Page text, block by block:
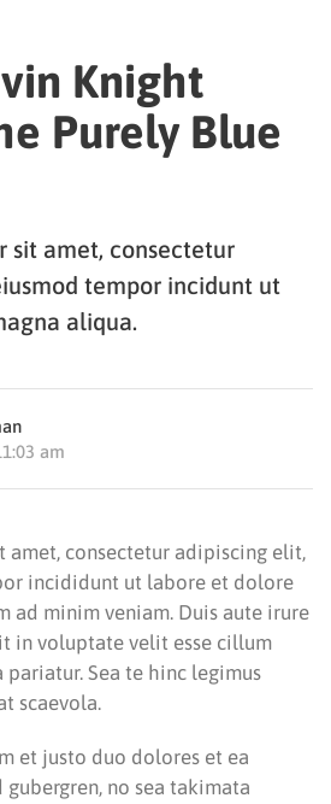
Knight
Purely Blue
sit amet, consectetur
tempor incidunt ut
aliqua.
am
amet, consectetur adipiscing elit,
incididunt ut labore et dolore
ad minim veniam. Duis aute irure
in voluptate velit esse cillum
Sea te hinc legimus
scaevola.
et justo duo dolores et ea
no sea takimata